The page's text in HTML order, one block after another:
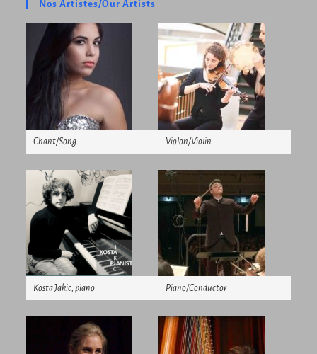
Nos Artistes/Our Artists
Chant/Song Violon/Violin
Kosta Jakic, piano Piano/Conductor